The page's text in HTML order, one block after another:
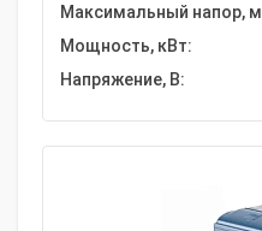
Максимальный напор,
Мощность, кВт:
Напряжение, В: